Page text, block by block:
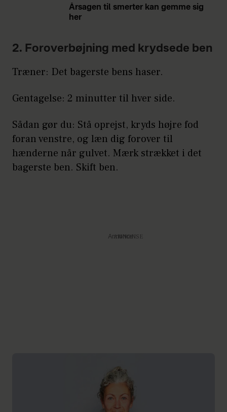
Årsagen til smerter kan gemme sig
her
2. Foroverbøjning med krydsede ben
Træner: Det bagerste bens haser.
Gentagelse: 2 minutter til hver side.
Sådan gør du: Stå oprejst, kryds højre fod
foran venstre, og læn dig forover til
hænderne når gulvet. Mærk strækket i det
bagerste ben. Skift ben.
Annonce